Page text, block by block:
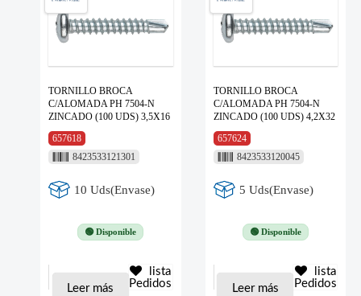
TORNILLO BROCA
C/ALOMADA PH 7504-N
ZINCADO (100 UDS) 3,5X16
657618
8423533121301
10 Uds(Envase)
🟢 Disponible
Leer más
lista
Pedidos
TORNILLO BROCA
C/ALOMADA PH 7504-N
ZINCADO (100 UDS) 4,2X32
657624
8423533120045
5 Uds(Envase)
🟢 Disponible
Leer más
lista
Pedidos